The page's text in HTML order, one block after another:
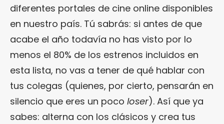
diferentes portales de cine online disponibles
en nuestro país. Tú sabrás: si antes de que
acabe el año todavía no has visto por lo
menos el 80% de los estrenos incluidos en
esta lista, no vas a tener de qué hablar con
tus colegas (quienes, por cierto, pensarán en
silencio que eres un poco loser). Así que ya
sabes: alterna con los clásicos y crea tus